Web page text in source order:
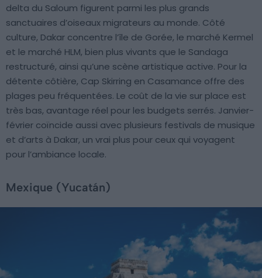
delta du Saloum figurent parmi les plus grands
sanctuaires d’oiseaux migrateurs au monde. Côté
culture, Dakar concentre l’île de Gorée, le marché Kermel
et le marché HLM, bien plus vivants que le Sandaga
restructuré, ainsi qu’une scène artistique active. Pour la
détente côtière, Cap Skirring en Casamance offre des
plages peu fréquentées. Le coût de la vie sur place est
très bas, avantage réel pour les budgets serrés. Janvier-
février coïncide aussi avec plusieurs festivals de musique
et d’arts à Dakar, un vrai plus pour ceux qui voyagent
pour l’ambiance locale.
Mexique (Yucatán)